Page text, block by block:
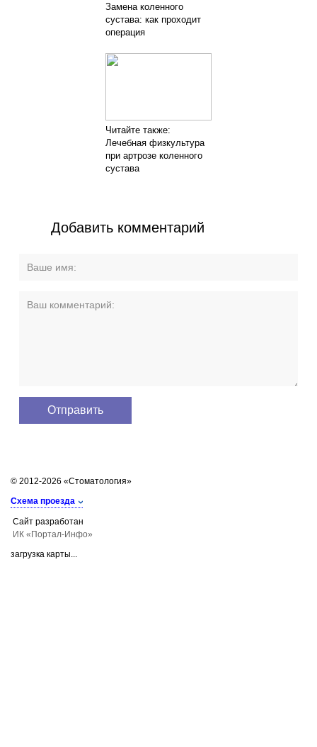
Замена коленного
сустава: как проходит
операция
Читайте также:
Лечебная физкультура
при артрозе коленного
сустава
Добавить комментарий
© 2012-2026 «Стоматология»
Схема проезда
Сайт разработан
ИК «Портал-Инфо»
загрузка карты...